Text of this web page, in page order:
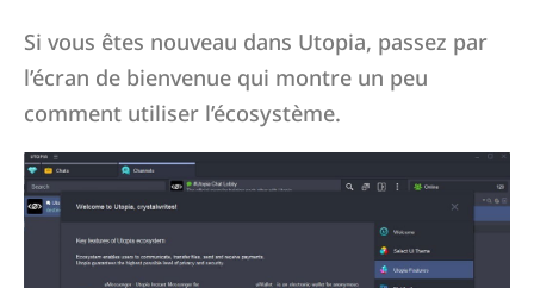
Si vous êtes nouveau dans Utopia, passez par
l’écran de bienvenue qui montre un peu
comment utiliser l’écosystème.